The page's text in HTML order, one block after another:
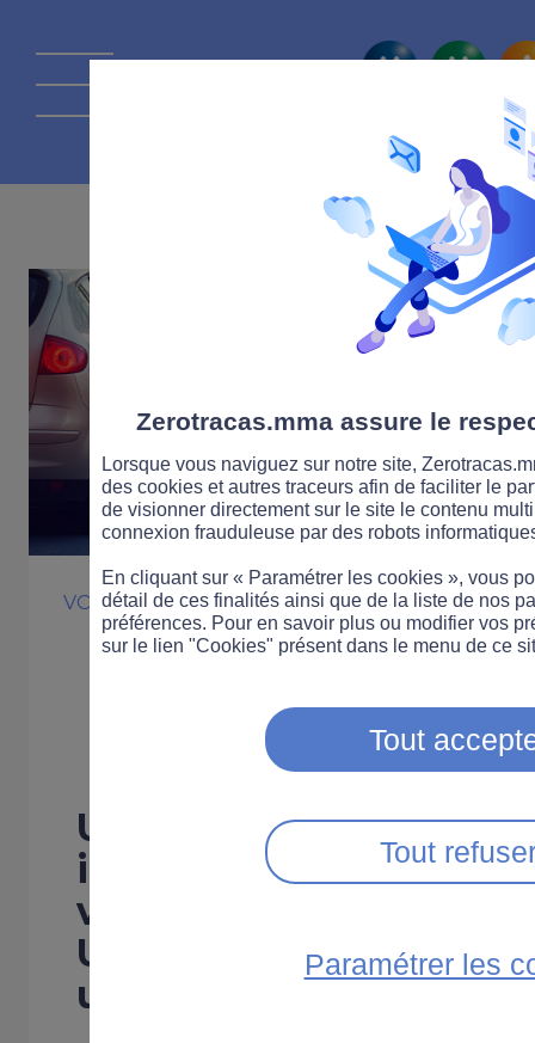
La route
VOITURE LÉGISLATION INNOVATION
Un nouveau
en ville
Un nouveau dispositif
invisible et très
ville : ETU
Urbain), autrement
urbain.
Zerotracas.mma assure le
Lorsque vous naviguez sur notre site,
des cookies et autres traceurs afin de faciliter le
de visionner directement sur le site le contenu
connexion frauduleuse par des robots
En cliquant sur « Paramétrer les cookies », vous
détail de ces finalités ainsi que de la liste de nos
préférences. Pour en savoir plus ou modifier vos
sur le lien "Cookies" présent dans le menu de ce
Tout
Tout
Paramétrer les